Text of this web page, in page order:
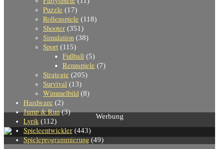
Puzzle (17)
Rollenspiele (118)
Shooter (351)
Simulation (38)
Sport (115)
Fußball (5)
Rennspiele (7)
Strategie (205)
Survival (13)
Wimmelbild (8)
Hardware (2)
Jump & Run(3)
Lyrik (112)
Spieleentwickler (443)
Spieleprogrammierung (49)
Werbung